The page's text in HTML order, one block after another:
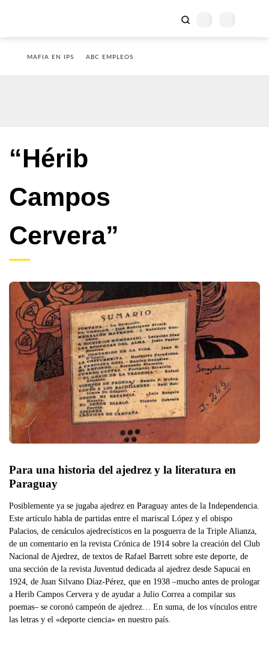
MAFIA EN IPS ABC EMPLEOS
“Hérib
Campos
Cervera”
Para una historia del ajedrez y la literatura en
Paraguay
Posiblemente ya se jugaba ajedrez en Paraguay antes de la Independencia.
Este artículo habla de partidas entre el mariscal López y el obispo
Palacios, de cenáculos ajedrecísticos en la posguerra de la Triple Alianza,
de un comentario en la revista Crónica de 1914 sobre la creación del Club
Nacional de Ajedrez, de textos de Rafael Barrett sobre este deporte, de
una sección de la revista Juventud dedicada al ajedrez desde Sapucai en
1924, de Juan Silvano Díaz-Pérez, que en 1938 –mucho antes de prologar
a Herib Campos Cervera y de ayudar a Julio Correa a compilar sus
poemas– se coronó campeón de ajedrez… En suma, de los vínculos entre
las letras y el «deporte ciencia» en nuestro país.